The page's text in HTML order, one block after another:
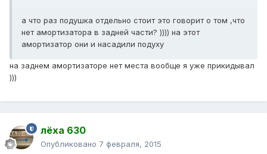
а что раз подушка отдельно стоит это говорит о том ,что
нет амортизатора в задней части? )))) на этот
амортизатор они и насадили подуху
на заднем амортизаторе нет места вообще я уже прикидывал
)))
лёха 630
Опубликовано 7 февраля, 2015